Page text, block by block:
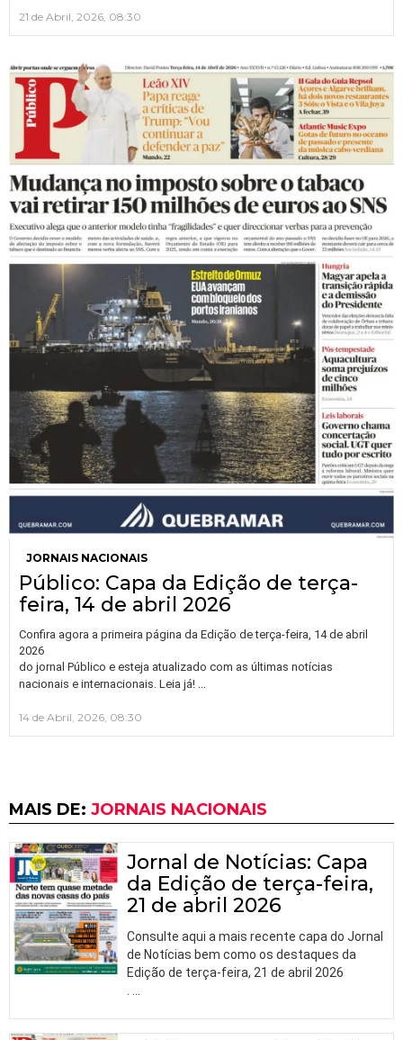
21 de Abril, 2026, 08:30
JORNAIS NACIONAIS
Público: Capa da Edição de terça-
feira, 14 de abril 2026
Confira agora a primeira página da Edição de terça-feira, 14 de abril
2026
do jornal Público e esteja atualizado com as últimas notícias
nacionais e internacionais. Leia já!
14 de Abril, 2026, 08:30
MAIS DE: JORNAIS NACIONAIS
Jornal de Notícias: Capa
da Edição de terça-feira,
21 de abril 2026
Consulte aqui a mais recente capa do Jornal
de Notícias bem como os destaques da
Edição de terça-feira, 21 de abril 2026